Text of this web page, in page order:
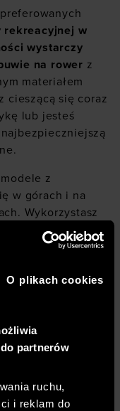
O plikach cookies
partnerów
ruchu,
i reklam do
rekreacyjnej w
wystarczy
na rower z
materiałem
cieszącą się coraz
lub jesteś
z
w górach i na
Wykorzystasz
trakcie
podejść, gdy
te z SPD. To
waga. Takie lekkie
u
będą
Wykonane